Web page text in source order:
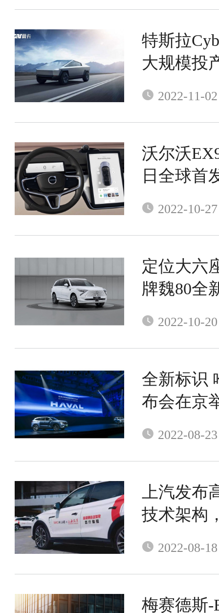
特斯拉
大规模投
2022-11-02
沃尔沃
日全球首
2022-10-27
定位大六
牌魏80全
2022-10-20
全新标识
布会在京
2022-08-23
上汽发布
技术架构
2.0
2022-08-18
梅赛德斯-